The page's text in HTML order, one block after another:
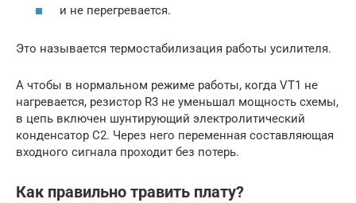
и не перегревается.
Это называется термостабилизация работы усилителя.
А чтобы в нормальном режиме работы, когда VT1 не
нагревается, резистор R3 не уменьшал мощность схемы,
в цепь включен шунтирующий электролитический
конденсатор C2. Через него переменная составляющая
входного сигнала проходит без потерь.
Как правильно травить плату?